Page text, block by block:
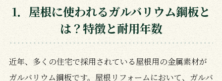
1．屋根に使われるガルバリウム鋼板と
は？特徴と耐用年数
近年、多くの住宅で採用されている屋根用の金属素材が
ガルバリウム鋼板です。屋根リフォームにおいて、ガルバ